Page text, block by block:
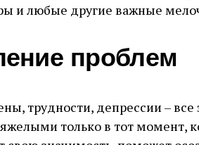
и любые другие важные
проблем
трудности, депрессии – все
только в тот момент,